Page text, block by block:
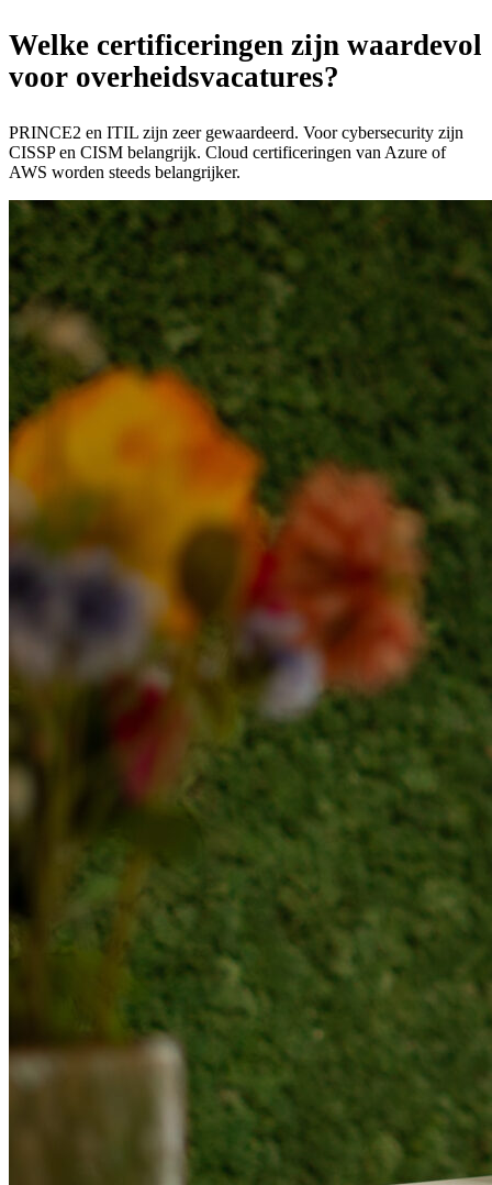
Welke certificeringen zijn waardevol
voor overheidsvacatures?
PRINCE2 en ITIL zijn zeer gewaardeerd. Voor cybersecurity zijn
CISSP en CISM belangrijk. Cloud certificeringen van Azure of
AWS worden steeds belangrijker.